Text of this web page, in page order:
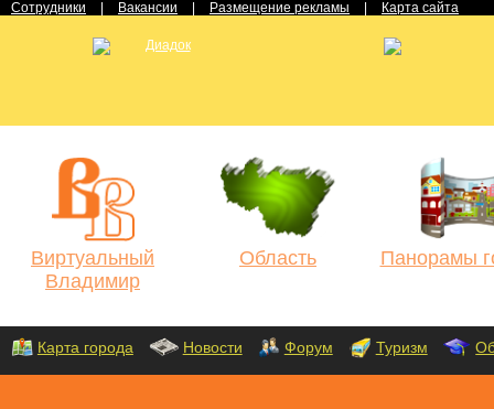
Сотрудники Вакансии Размещение рекламы Карта сайта
Виртуальный
Владимир
Область Панорамы
Карта города Новости Форум Туризм